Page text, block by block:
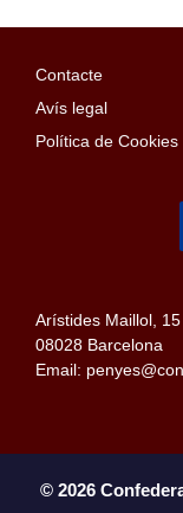
Contacte
Avís legal
Política de Cookies
Arístides Maillol, 15
08028 Barcelona
Email:
© 2026